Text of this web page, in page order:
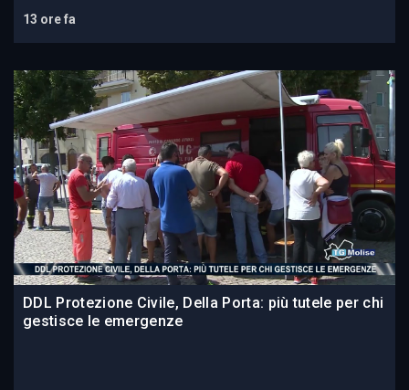
13 ore fa
DDL Protezione Civile, Della Porta: più tutele per chi
gestisce le emergenze